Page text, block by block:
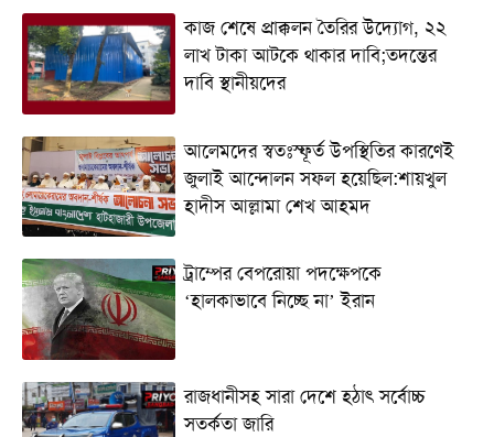
কাজ শেষে প্রাক্কলন তৈরির উদ্যোগ, ২২
লাখ টাকা আটকে থাকার দাবি;তদন্তের
দাবি স্থানীয়দের
আলেমদের স্বতঃস্ফূর্ত উপস্থিতির কারণেই
জুলাই আন্দোলন সফল হয়েছিল:শায়খুল
হাদীস আল্লামা শেখ আহমদ
ট্রাম্পের বেপরোয়া পদক্ষেপকে
‘হালকাভাবে নিচ্ছে না’ ইরান
রাজধানীসহ সারা দেশে হঠাৎ সর্বোচ্চ
সতর্কতা জা‌রি